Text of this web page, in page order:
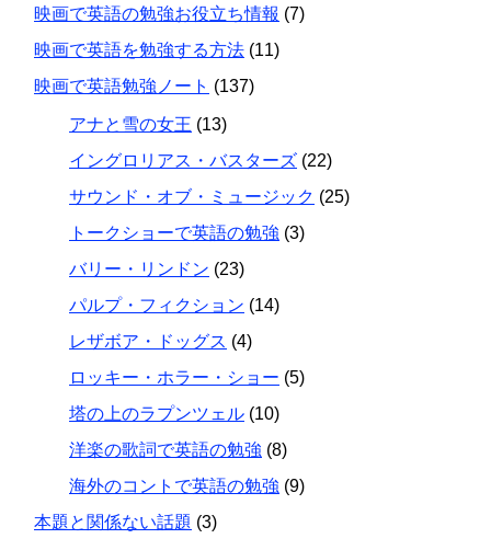
映画で英語の勉強お役立ち情報 (7)
映画で英語を勉強する方法 (11)
映画で英語勉強ノート (137)
アナと雪の女王 (13)
イングロリアス・バスターズ (22)
サウンド・オブ・ミュージック (25)
トークショーで英語の勉強 (3)
バリー・リンドン (23)
パルプ・フィクション (14)
レザボア・ドッグス (4)
ロッキー・ホラー・ショー (5)
塔の上のラプンツェル (10)
洋楽の歌詞で英語の勉強 (8)
海外のコントで英語の勉強 (9)
本題と関係ない話題 (3)